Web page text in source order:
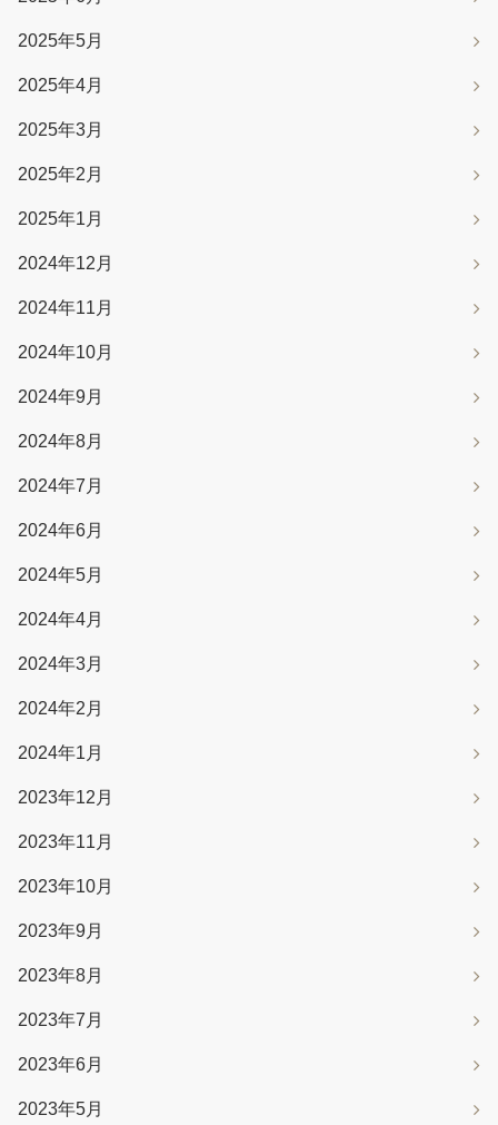
2025年5月
2025年4月
2025年3月
2025年2月
2025年1月
2024年12月
2024年11月
2024年10月
2024年9月
2024年8月
2024年7月
2024年6月
2024年5月
2024年4月
2024年3月
2024年2月
2024年1月
2023年12月
2023年11月
2023年10月
2023年9月
2023年8月
2023年7月
2023年6月
2023年5月